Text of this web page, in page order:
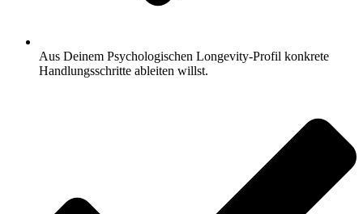
Aus Deinem Psychologischen Longevity-Profil konkrete
Handlungsschritte ableiten willst.